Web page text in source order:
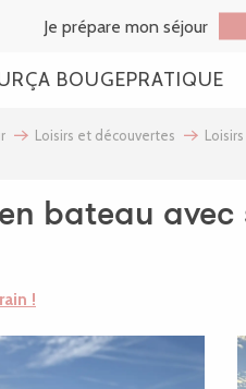
Je prépare mon séjour
ÇA BOUGEPRATIQUE
Loisirs et découvertes
bateau avec
!